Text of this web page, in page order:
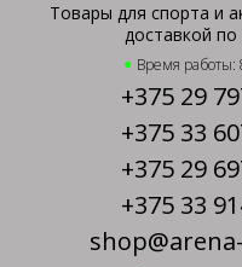
Товары для спорта и
доставкой по
Время работы:
+375 29
+375 33
+375 29
+375 33